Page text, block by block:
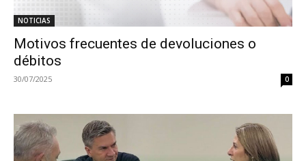
NOTICIAS
Motivos frecuentes de devoluciones o
débitos
30/07/2025 0